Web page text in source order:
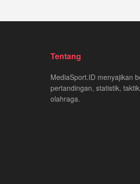
Tentang
MediaSport.ID menyajikan
pertandingan, statistik,
olahraga.